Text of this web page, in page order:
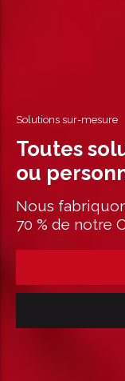
Solutions sur-mesure
Toutes
ou
Nous
70 % de notre